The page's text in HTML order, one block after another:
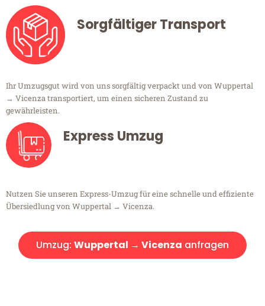
Sorgfältiger Transport
Ihr Umzugsgut wird von uns sorgfältig verpackt und von Wuppertal
→ Vicenza transportiert, um einen sicheren Zustand zu
gewährleisten.
Express Umzug
Nutzen Sie unseren Express-Umzug für eine schnelle und effiziente
Übersiedlung von Wuppertal → Vicenza.
Umzug: Wuppertal → Vicenza anfragen